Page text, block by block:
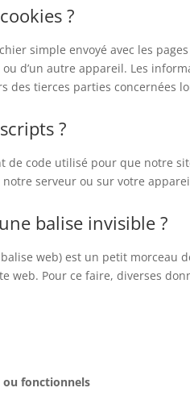
?
simple envoyé avec les
d’un autre appareil. Les
des tierces parties concernées
?
de code utilisé pour que notre
notre serveur ou sur votre
balise invisible ?
web) est un petit morceau
web. Pour ce faire, diverses
ou fonctionnels